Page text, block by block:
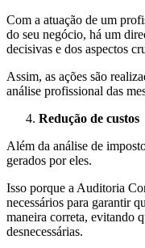
Com a atuação de um
do seu negócio, há um
decisivas e dos aspectos
Assim, as ações são
análise profissional das
Redução de custos
Além da análise de
gerados por eles.
Isso porque a Auditoria
necessários para garantir
maneira correta, evitando
desnecessárias.